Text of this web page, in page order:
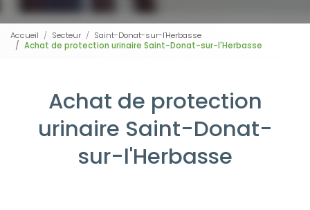
Accueil Secteur
Saint-Donat-sur-l'Herbasse
Achat de protection urinaire Saint-Donat-sur-l'Herbasse
Achat de protection
urinaire Saint-Donat-
sur-l'Herbasse